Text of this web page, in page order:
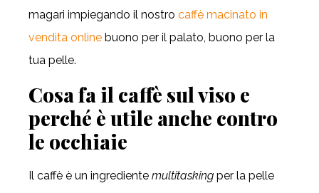
magari impiegando il nostro caffè macinato in
vendita online buono per il palato, buono per la
tua pelle.
Cosa fa il caffè sul viso e
perché è utile anche contro
le occhiaie
Il caffè è un ingrediente multitasking per la pelle